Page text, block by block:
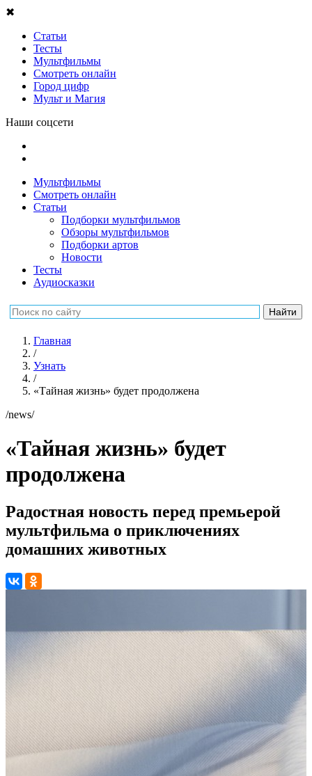
✖
Статьи
Тесты
Мультфильмы
Смотреть онлайн
Город цифр
Мульт и Магия
Наши соцсети
Мультфильмы
Смотреть онлайн
Статьи
Подборки мультфильмов
Обзоры мультфильмов
Подборки артов
Новости
Тесты
Аудиосказки
Главная
/
Узнать
/
«Тайная жизнь» будет продолжена
/news/
«Тайная жизнь» будет
продолжена
Радостная новость перед премьерой
мультфильма о приключениях
домашних животных